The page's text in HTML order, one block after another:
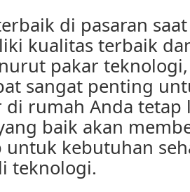
di pasaran
kualitas terbaik
pakar
sangat penting
di rumah Anda tetap
baik akan
untuk kebutuhan
teknologi.